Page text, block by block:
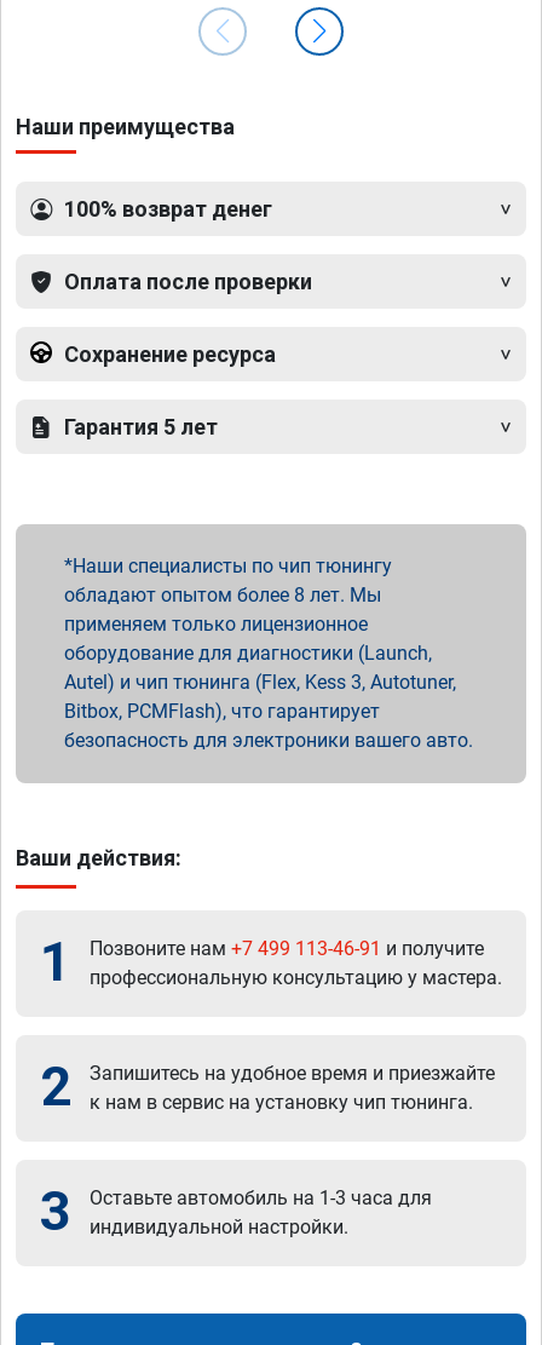
Наши преимущества
100% возврат денег
Оплата после проверки
Сохранение ресурса
Гарантия 5 лет
Наши специалисты по чип тюнингу
обладают опытом более 8 лет. Мы
применяем только лицензионное
оборудование для диагностики (Launch,
Autel) и чип тюнинга (Flex, Kess 3, Autotuner,
Bitbox, PCMFlash), что гарантирует
безопасность для электроники вашего авто.
Ваши действия:
1 Позвоните нам +7 499 113-46-91 и получите
профессиональную консультацию у мастера.
2
Запишитесь на удобное время и приезжайте
к нам в сервис на установку чип тюнинга.
3
Оставьте автомобиль на 1-3 часа для
индивидуальной настройки.